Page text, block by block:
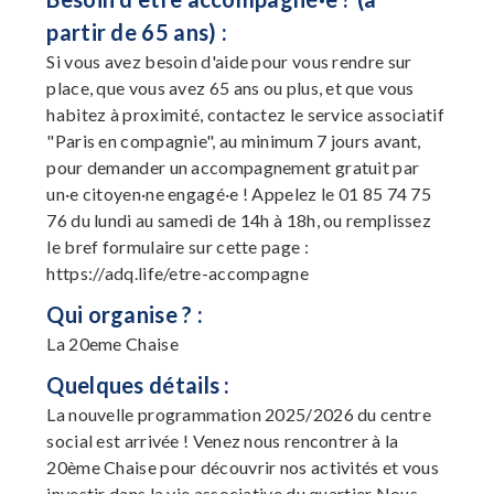
partir de 65 ans) :
Si vous avez besoin d'aide pour vous rendre sur
place, que vous avez 65 ans ou plus, et que vous
habitez à proximité, contactez le service associatif
"Paris en compagnie", au minimum 7 jours avant,
pour demander un accompagnement gratuit par
un·e citoyen·ne engagé·e ! Appelez le 01 85 74 75
76 du lundi au samedi de 14h à 18h, ou remplissez
le bref formulaire sur cette page :
https://adq.life/etre-accompagne
Qui organise ? :
La 20eme Chaise
Quelques détails :
La nouvelle programmation 2025/2026 du centre
social est arrivée ! Venez nous rencontrer à la
20ème Chaise pour découvrir nos activités et vous